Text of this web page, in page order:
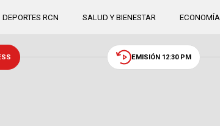
DEPORTES RCN SALUD Y BIENESTAR ECONOMÍA
EMISIÓN 12:30 PM